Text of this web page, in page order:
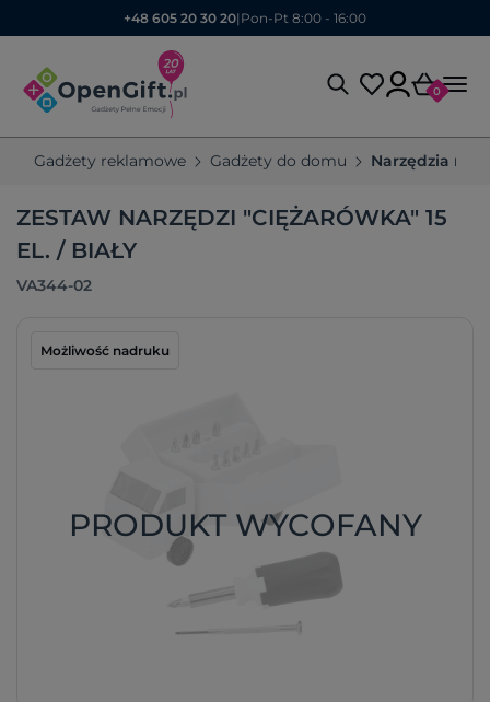
+48 605 20 30 20| Pon-Pt 8:00 - 16:00
0
Gadżety reklamowe Gadżety do domu Narzędzia
ZESTAW NARZĘDZI "CIĘŻARÓWKA" 15
EL. / BIAŁY
VA344-02
Możliwość nadruku
PRODUKT WYCOFANY